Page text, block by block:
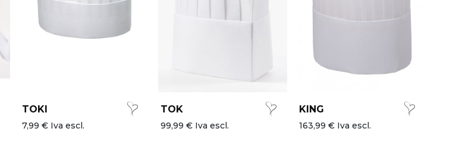
TOKI
7,99 € Iva escl.
TOK
99,99 € Iva escl.
KING
163,99 € Iva escl.